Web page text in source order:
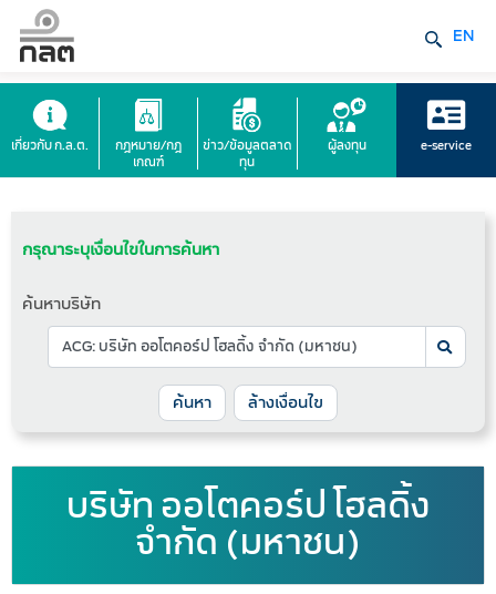
EN
เกี่ยวกับ ก.ล.ต.
กฎหมาย/กฎ
เกณฑ์
ข่าว/ข้อมูลตลาด
ทุน
ผู้ลงทุน e-service
กรุณาระบุเงื่อนไขในการค้นหา
ค้นหาบริษัท
ล้างเงื่อนไข
บริษัท ออโตคอร์ป โฮลดิ้ง
จำกัด (มหาชน)